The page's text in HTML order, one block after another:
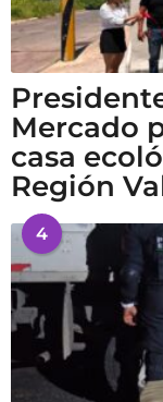
Mercado
casa
Región
4